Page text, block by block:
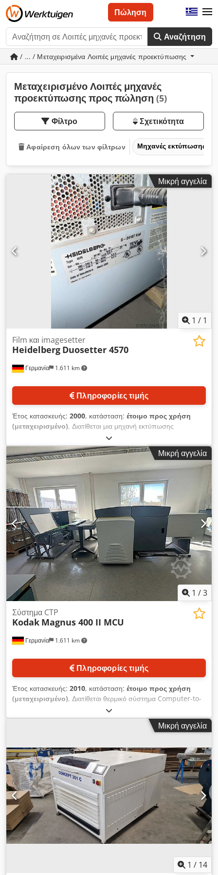
Αναζήτηση
Πώληση
/ ... / Μεταχειρισμένα Λοιπές μηχανές προεκτύπωσης
Μεταχειρισμένο Λοιπές μηχανές
προεκτύπωσης προς πώληση (5)
Φίλτρο Σχετικότητα
Αφαίρεση όλων των φίλτρων Μηχανές εκτύπωσης &
Μικρή αγγελία
1 / 1
Γερμανία 1.611 km
Film και imagesetter
Heidelberg Duosetter 4570
Πληροφορίες τιμής
Έτος κατασκευής: 2000, κατάσταση: έτοιμο προς χρήση
(μεταχειρισμένο), Διατίθεται μια μηχανή εκτύπωσης
φωτογραφικών πλακών Heidelberg για την προετοιμασία της
εκτύπωσης. Μήκος κύματος λέιζερ: 680 nm, κατηγορία λέιζερ:
1, μέγιστη διάσταση θετικού: 505 mm/535 mm, μέγιστη
διάσταση αρνητικού: 505 mm/545 mm, μήκος γραμμής
σάρωσης: 505 mm, μέγιστη συχνότητα ραστερισμού: 200 lpi,
ακρίβεια επαναληψιμότητας: +/-5 µm, μέγιστη ταχύτητα
εκτύπωσης: περίπου 1320 mm/ώρα, υλικά: φωτογραφικό
χαρτί RC/φιλμ/πολυεστερικές πλάκες εκτύπωσης, μέγιστο
πάχος υλικού: 0,2 mm. Διαστάσεις μηχανήματος X/Y/Z:
περίπου 1200 mm/750 mm/1100 mm, βάρος: περίπου 250
kg. Είναι δυνατή η επιτόπια επιθεώρηση. Crjdozq Ecijpfx
Afmof
Μικρή αγγελία
1 /3
Γερμανία 1.611 km
Σύστημα CTP
Kodak Magnus 400 II MCU
Πληροφορίες τιμής
Έτος κατασκευής: 2010, κατάσταση: έτοιμο προς χρήση
(μεταχειρισμένο), Διατίθεται θερμικό σύστημα Computer-to-
Print Kodak με περιφερειακές συσκευές. Ροή εργασίας:
Prinergy EVO RTPO, μήκος κύματος λέιζερ: 830nm, πλευρές
απεικονιστή: 6, συρτάρια κασέτας: 3, κεφαλές διάτρησης: 4,
ανάλυση: 3048dpi, γραμμικότητα ράστερ: 250lpi,
επαναληψιμότητα: +/-5μm, παραγωγική ικανότητα: περ. 17
πλάκες/ώρα, μέγιστη χωρητικότητα κασέτας: 180. Διαστάσεις
συστήματος X/Y/Z: περ. 3350mm/1850mm/1850mm, βάρος:
περ. 2000kg. Περιλαμβάνει μονάδα πολυκάσες MCU U/G,
εξαπλευρο θερμικό απεικονιστή Magnus 400 II S, μονάδα
μεταφοράς πλακών, σύστημα μεταβίβασης πλακών, στοίβαξη
πλακών 860, συμπιεστή Kodak με Atlas GX2FF και πλυντήριο
με δίσκο συλλογής Agfa Azura C 95. Ο αυτόματος φορτωτής
παρουσιάζει πρόβλημα αναρρόφησης στις πλάκες εκτύπωσης.
Μικρή αγγελία
1 / 14